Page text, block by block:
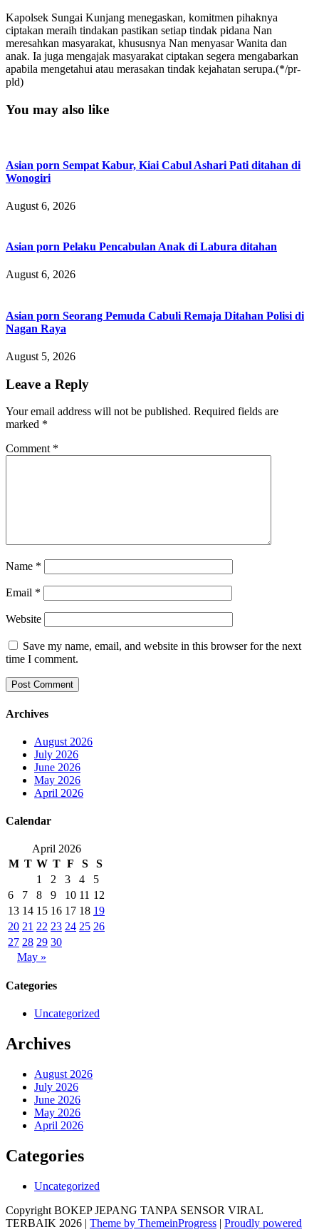
Kapolsek Sungai Kunjang menegaskan, komitmen pihaknya
ciptakan meraih tindakan pastikan setiap tindak pidana Nan
meresahkan masyarakat, khususnya Nan menyasar Wanita dan
anak. Ia juga mengajak masyarakat ciptakan segera mengabarkan
apabila mengetahui atau merasakan tindak kejahatan serupa.(*/pr-
pld)
You may also like
Asian porn Sempat Kabur, Kiai Cabul Ashari Pati ditahan di
Wonogiri
August 6, 2026
Asian porn Pelaku Pencabulan Anak di Labura ditahan
August 6, 2026
Asian porn Seorang Pemuda Cabuli Remaja Ditahan Polisi di
Nagan Raya
August 5, 2026
Leave a Reply
Your email address will not be published. Required fields are
marked *
Comment *
Name *
Email *
Website
Save my name, email, and website in this browser for the next
time I comment.
Archives
August 2026
July 2026
June 2026
May 2026
April 2026
Calendar
April 2026
M T W T F S
S
1
2 3 4
5
6
7 8 9 10 11 12
13 14 15 16 17 18 19
20 21 22 23 24 25 26
27 28 29 30
May »
Categories
Uncategorized
Archives
August 2026
July 2026
June 2026
May 2026
April 2026
Categories
Uncategorized
Copyright BOKEP JEPANG TANPA SENSOR VIRAL
TERBAIK 2026 | Theme by ThemeinProgress | Proudly powered